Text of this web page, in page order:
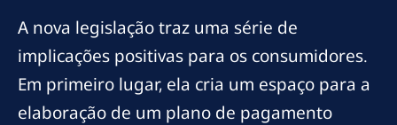
A nova legislação traz uma série de
implicações positivas para os consumidores.
Em primeiro lugar, ela cria um espaço para a
elaboração de um plano de pagamento